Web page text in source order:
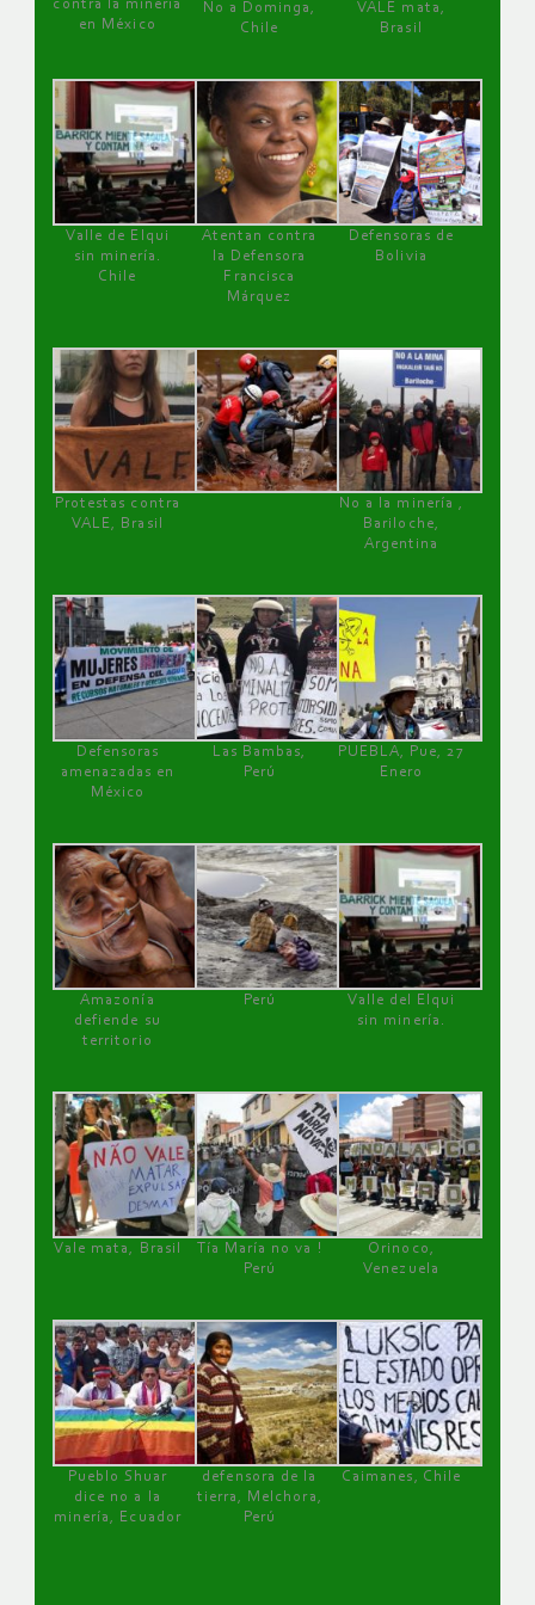
contra la minería
en México
No a Dominga,
Chile
VALE mata,
Brasil
Valle de Elqui
sin minería.
Chile
Atentan contra
la Defensora
Francisca
Márquez
Defensoras de
Bolivia
Protestas contra
VALE, Brasil
No a la minería ,
Bariloche,
Argentina
Defensoras
amenazadas en
México
Las Bambas,
Perú
PUEBLA, Pue, 27
Enero
Amazonía
defiende su
territorio
Perú
Valle del Elqui
sin minería.
Vale mata, Brasil
Tía María no va !
Perú
Orinoco,
Venezuela
Pueblo Shuar
dice no a la
minería, Ecuador
defensora de la
tierra, Melchora,
Perú
Caimanes, Chile